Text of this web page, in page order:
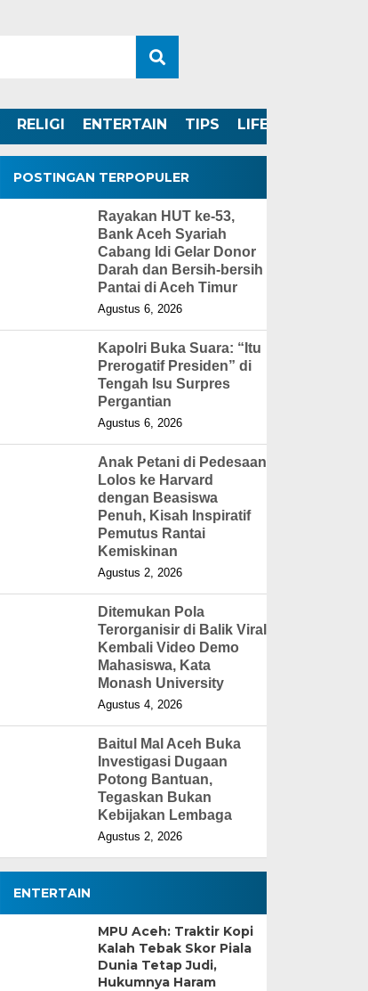
RELIGI ENTERTAIN TIPS LIFESTYLE
POSTINGAN TERPOPULER
Rayakan HUT ke-53,
Bank Aceh Syariah
Cabang Idi Gelar Donor
Darah dan Bersih-bersih
Pantai di Aceh Timur
Agustus 6, 2026
Kapolri Buka Suara: “Itu
Prerogatif Presiden” di
Tengah Isu Surpres
Pergantian
Agustus 6, 2026
Anak Petani di Pedesaan
Lolos ke Harvard
dengan Beasiswa
Penuh, Kisah Inspiratif
Pemutus Rantai
Kemiskinan
Agustus 2, 2026
Ditemukan Pola
Terorganisir di Balik Viral
Kembali Video Demo
Mahasiswa, Kata
Monash University
Agustus 4, 2026
Baitul Mal Aceh Buka
Investigasi Dugaan
Potong Bantuan,
Tegaskan Bukan
Kebijakan Lembaga
Agustus 2, 2026
ENTERTAIN
MPU Aceh: Traktir Kopi
Kalah Tebak Skor Piala
Dunia Tetap Judi,
Hukumnya Haram